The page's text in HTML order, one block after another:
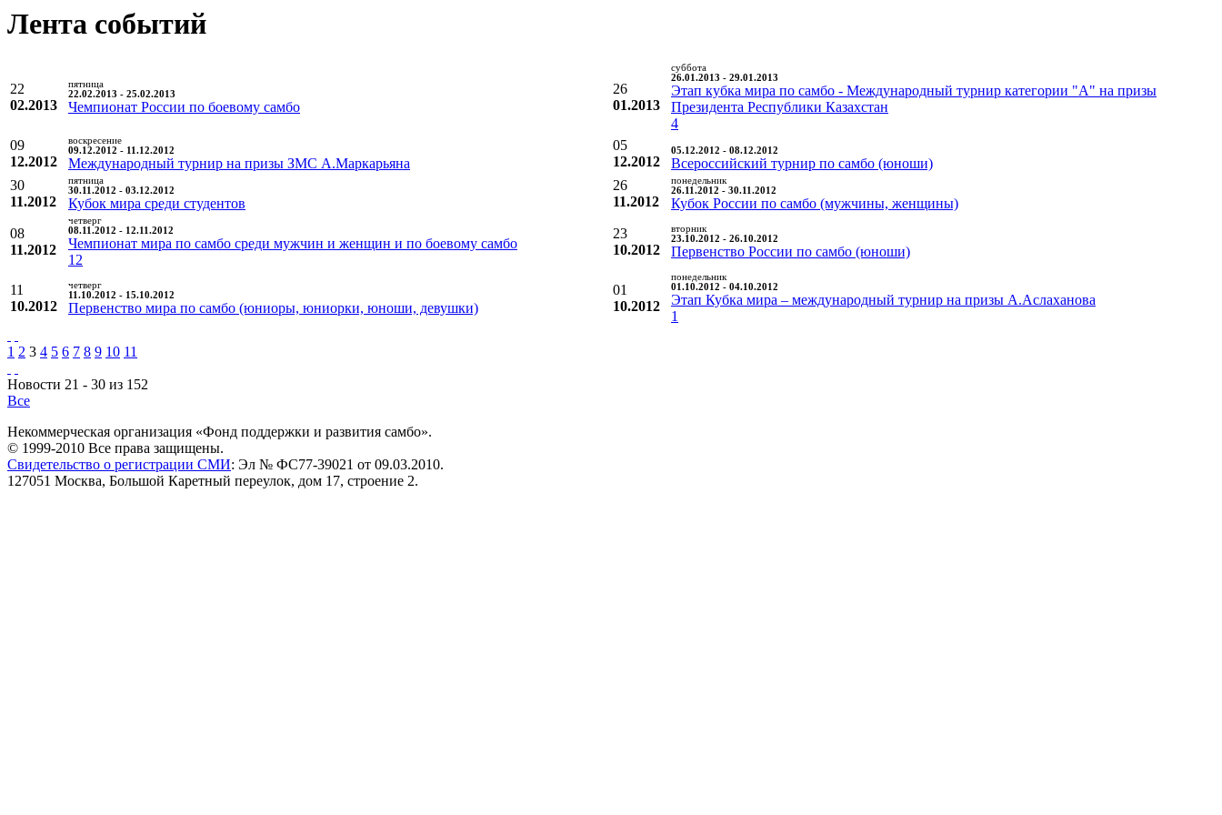
Лента событий
22
02.2013
пятница
22.02.2013 - 25.02.2013
Чемпионат России по боевому самбо
26
01.2013
суббота
26.01.2013 - 29.01.2013
Этап кубка мира по самбо - Международный турнир категории "А" на призы
Президента Республики Казахстан
4
09
12.2012
воскресение
09.12.2012 - 11.12.2012
Международный турнир на призы ЗМС А.Маркарьяна
05
12.2012
05.12.2012 - 08.12.2012
Всероссийский турнир по самбо (юноши)
30
11.2012
пятница
30.11.2012 - 03.12.2012
Кубок мира среди студентов
26
11.2012
понедельник
26.11.2012 - 30.11.2012
Кубок России по самбо (мужчины, женщины)
08
11.2012
четверг
08.11.2012 - 12.11.2012
Чемпионат мира по самбо среди мужчин и женщин и по боевому самбо
12
23
10.2012
вторник
23.10.2012 - 26.10.2012
Первенство России по самбо (юноши)
11
10.2012
четверг
11.10.2012 - 15.10.2012
Первенство мира по самбо (юниоры, юниорки, юноши, девушки)
01
10.2012
понедельник
01.10.2012 - 04.10.2012
Этап Кубка мира – международный турнир на призы А.Аслаханова
1
1 2 3 4 5 6 7 8 9 10 11
Новости 21 - 30 из 152
Все
Некоммерческая организация «Фонд поддержки и развития самбо».
© 1999-2010 Все права защищены.
Свидетельство о регистрации СМИ: Эл № ФС77-39021 от 09.03.2010.
127051 Москва, Большой Каретный переулок, дом 17, строение 2.